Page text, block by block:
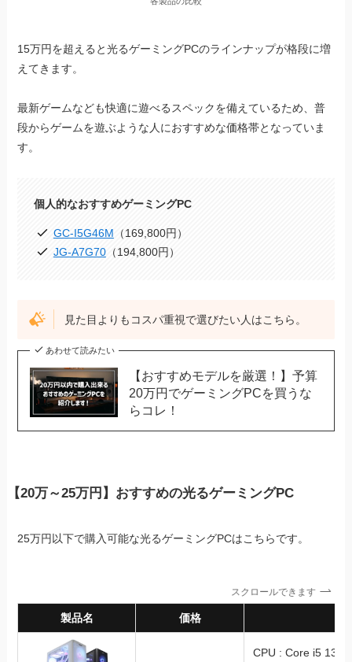
15万円を超えると光るゲーミングPCのラインナップが格段に増
えてきます。
最新ゲームなども快適に遊べるスペックを備えているため、普
段からゲームを遊ぶような人におすすめな価格帯となっていま
す。
個人的なおすすめゲーミングPC
GC-I5G46M （169,800円）
JG-A7G70（194,800円）
見た目よりもコスパ重視で選びたい人はこちら。
あわせて読みたい
【おすすめモデルを厳選！】予算
20万円でゲーミングPCを買うな
らコレ！
【20万～25万円】おすすめの光るゲーミングPC
25万円以下で購入可能な光るゲーミングPCはこちらです。
スクロールできます
製品名 価格
CPU : Core i5